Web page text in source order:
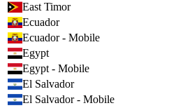
East Timor
Ecuador
Ecuador - Mobile
Egypt
Egypt - Mobile
El Salvador
El Salvador - Mobile